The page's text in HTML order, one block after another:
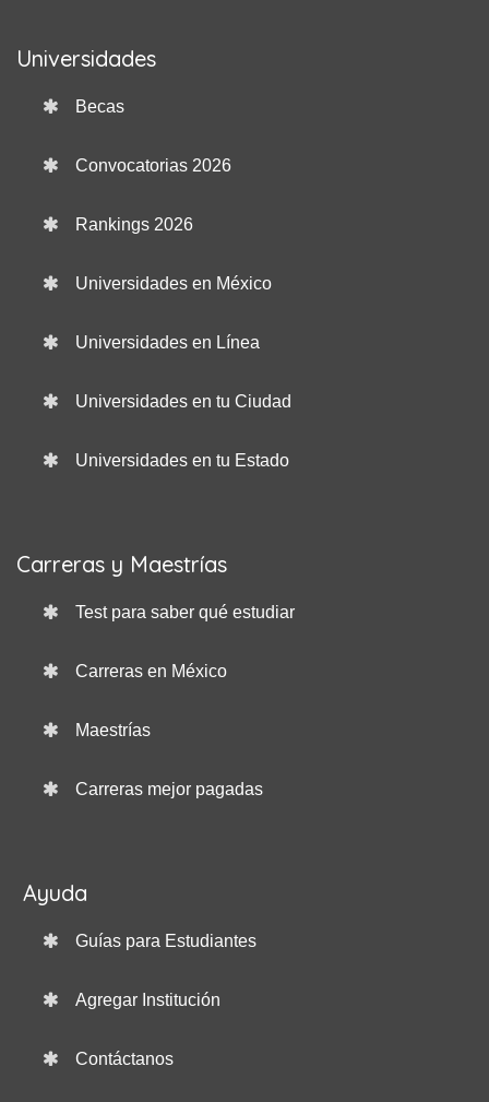
Universidades
Becas
Convocatorias 2026
Rankings 2026
Universidades en México
Universidades en Línea
Universidades en tu Ciudad
Universidades en tu Estado
Carreras y Maestrías
Test para saber qué estudiar
Carreras en México
Maestrías
Carreras mejor pagadas
Ayuda
Guías para Estudiantes
Agregar Institución
Contáctanos